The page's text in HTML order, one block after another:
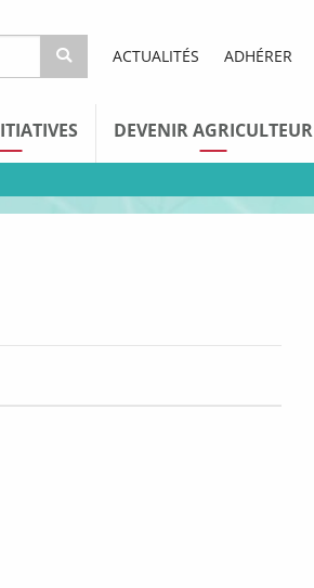
ACTUALITÉS ADHÉRER
DEVENIR AGRICULTEUR